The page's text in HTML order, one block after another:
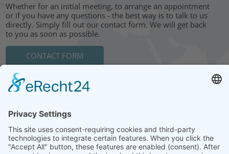
Whether for an initial meeting, to arrange an appointment
or if you have any questions - the best way is to talk to us
directly. Simply fill out our contact form. We will get back
to you as soon as possible.
CONTACT FORM
Hohe Straße 11
04107 Leipzig